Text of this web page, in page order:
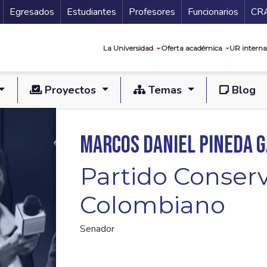
Secundario
Egresados Estudiantes Profesores Funcionarios
La Universidad Oferta académica UR
Proyectos Temas Blog
Marcos Daniel Pineda
Partido
Colombiano
Senador